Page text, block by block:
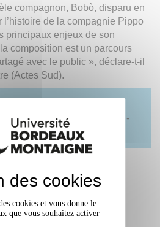
compagnon, Bobò, disparu en
l’histoire de la compagnie Pippo
principaux enjeux de son
composition est un parcours
avec le public », déclare-t-il
(Actes Sud).
- 33032 Bordeaux Cedex) -
Feux #6, concours des
écritures en Nouvelle-
des cookies
cookies et vous donne le
que vous souhaitez activer